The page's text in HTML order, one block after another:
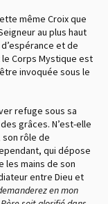
même Croix que
au plus haut
et de
Corps Mystique est
invoquée sous le
refuge sous sa
grâces. N’est-elle
son rôle de
qui dépose
les mains de son
entre Dieu et
en mon